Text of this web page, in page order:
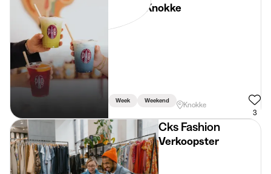
Pop-up Knokke
Week Weekend
Knokke
3
Cks Fashion
Verkoopster